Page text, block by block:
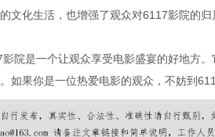
文化生活，也增强了观众对6117影院的归
院是一个让观众享受电影盛宴的好地方
如果你是一位热爱电影的观众，不妨到